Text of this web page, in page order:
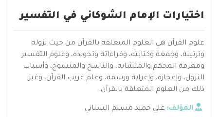
اختيارات الإمام الشوكاني في التفسير
علوم القرآن هي العلوم المتعلقة بالقرآن من حيث نزوله
وترتيبه، وجمعه وكتابته، وقراءاته وتجويده، وعلوم التفسير
ومعرفة المحكم والمتشابه، والناسخ والمنسوخ، وأسباب
النزول، وإعجازه، وإعرابه ورسمه، وعلم غريب القرآن، وغير
ذلك من العلوم المتعلقة بالقرآن.
المؤلف: علي حميد مسلم السناني